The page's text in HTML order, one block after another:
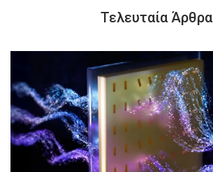
Τελευταία Άρθρα